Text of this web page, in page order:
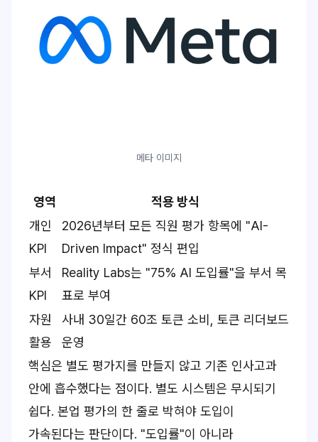
메타 이미지
영역
적용 방식
개인
KPI
2026년부터 모든 직원 평가 항목에 "AI-
Driven Impact" 정식 편입
부서
KPI
Reality Labs는 "75% AI 도입률"을 부서 목
표로 부여
자원
활용
사내 30일간 60조 토큰 소비, 토큰 리더보드
운영
핵심은 별도 평가지를 만들지 않고 기존 인사고과
안에 흡수했다는 점이다. 별도 시스템은 무시되기
쉽다. 본업 평가의 한 줄로 박혀야 도입이
가속된다는 판단이다. "도입률"이 아니라